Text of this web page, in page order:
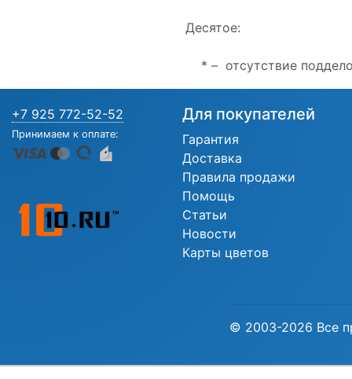
Десятое:
* – отсутствие
+7 925 772-52-52
Принимаем к оплате:
Для покупателей
Гарантия
Доставка
Правила продажи
Помощь
Статьи
Новости
Карты цветов
© 2003-2026 Все